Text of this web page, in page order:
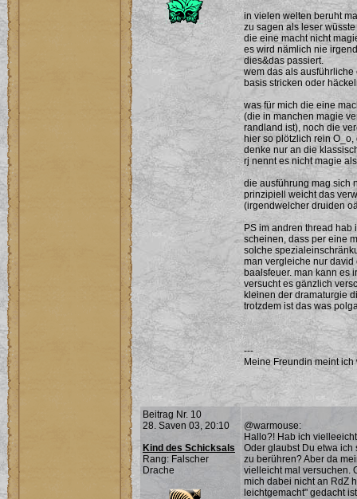
in vielen welten beruht
zu sagen als leser
die eine macht nicht
es wird nämlich nie
dies&das passiert.
wem das als
basis stricken oder
was für mich die eine
(die in manchen magie
randland ist), noch die
hier so plötzlich rein
denke nur an die
rj nennt es nicht magie
die ausführung mag sich
prinzipiell weicht das
(irgendwelcher druiden
PS im andren thread
scheinen, dass per eine
solche
man vergleiche nur david
baalsfeuer. man kann es
versucht es gänzlich
kleinen der dramaturgie
trotzdem ist das was
---
Meine Freundin meint
Beitrag Nr. 10
28. Saven 03, 20:10
Kind des Schicksals
Rang: Falscher
Drache
@warmouse:
Hallo?! Hab ich
Oder glaubst Du etwa ich
zu berühren? Aber da
vielleicht mal versuchen.
mich dabei nicht an RdZ
leichtgemacht" gedacht